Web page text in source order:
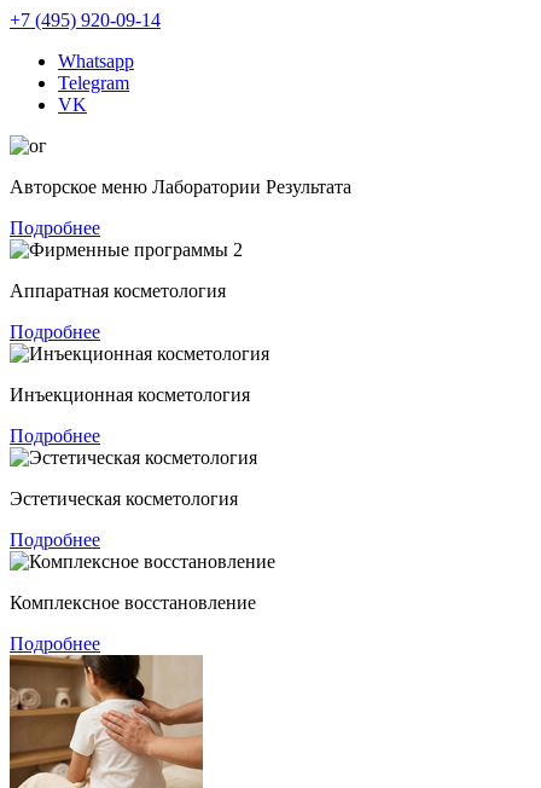
+7 (495) 920-09-14
Whatsapp
Telegram
VK
Авторское меню Лаборатории Результата
Подробнее
Аппаратная косметология
Подробнее
Инъекционная косметология
Подробнее
Эстетическая косметология
Подробнее
Комплексное восстановление
Подробнее